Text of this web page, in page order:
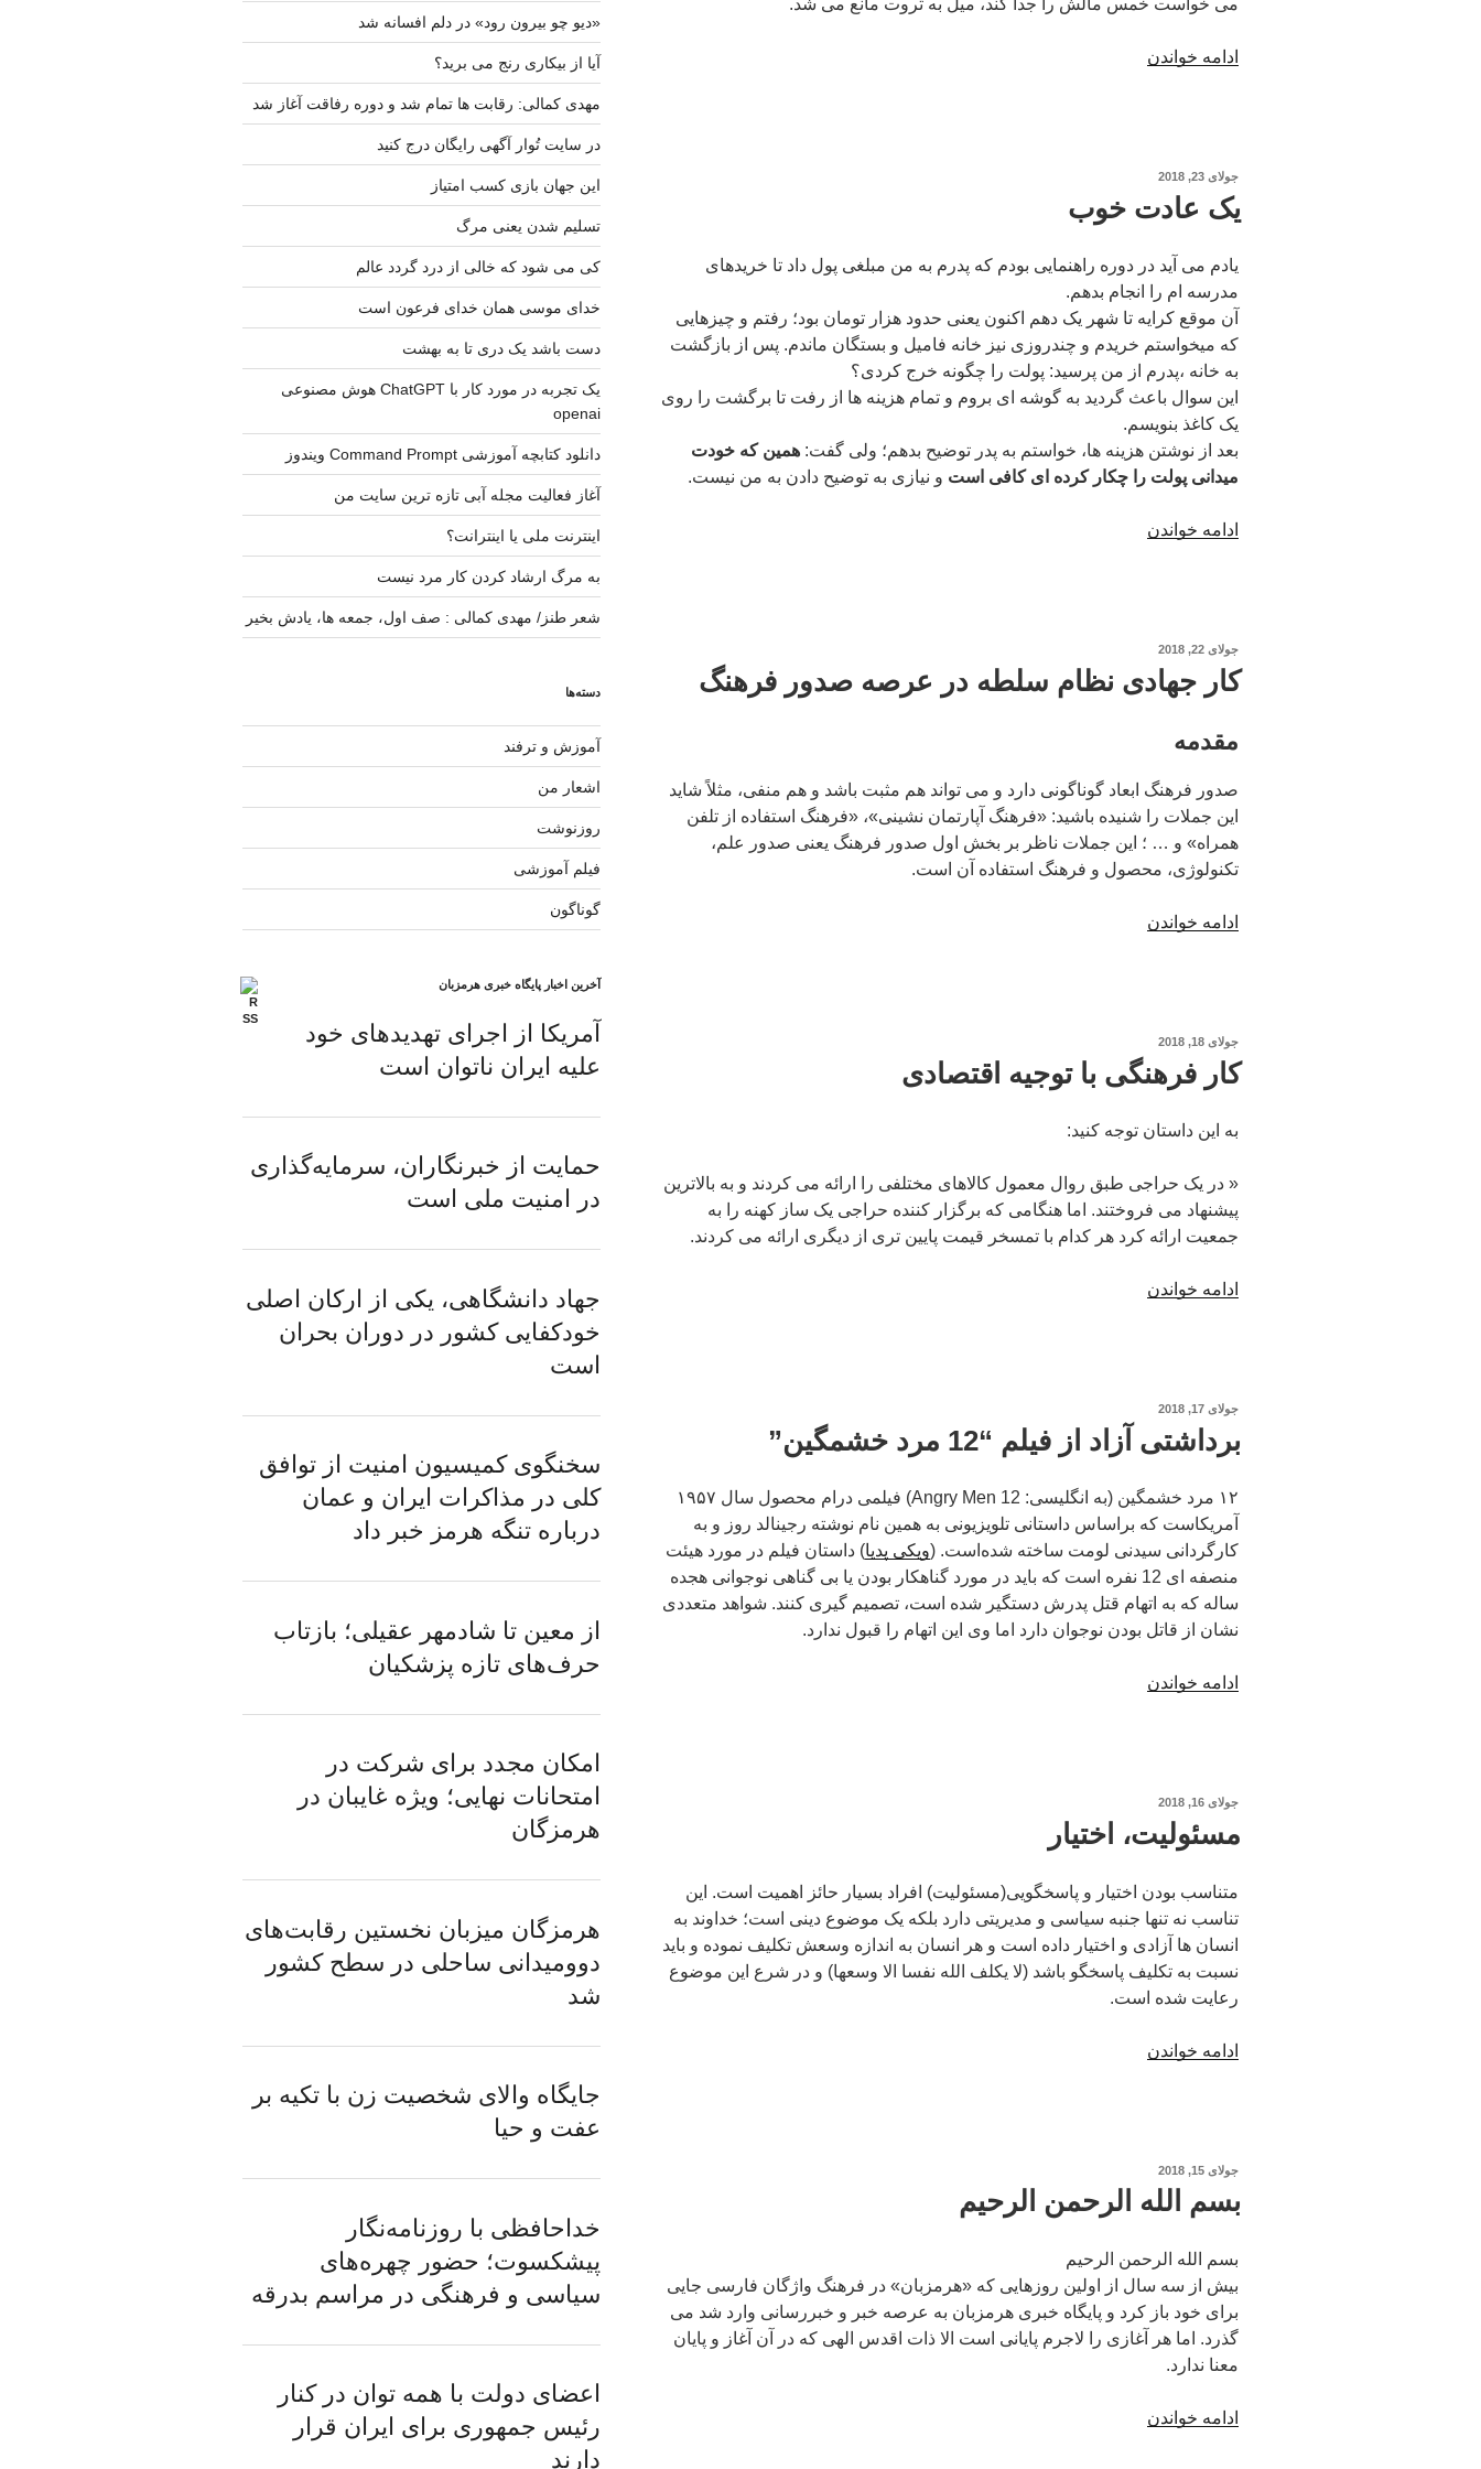
ادامه خواندن
نمی
نوشته‌شده
در
جولای 23, 2018
یک عادت خوب
یادم می آید در دوره راهنمایی بودم که پدرم به من مبلغی پول داد تا خریدهای
مدرسه ام را انجام بدهم.
آن موقع کرایه تا شهر یک دهم اکنون یعنی حدود هزار تومان بود؛ رفتم و چیزهایی
که میخواستم خریدم و چندروزی نیز خانه فامیل و بستگان ماندم. پس از بازگشت
به خانه ،پدرم از من پرسید: پولت را چگونه خرج کردی؟
این سوال باعث گردید به گوشه ای بروم و تمام هزینه ها از رفت تا برگشت را روی
یک کاغذ بنویسم.
بعد از نوشتن هزینه ها، خواستم به پدر توضیح بدهم؛ ولی گفت: همین که خودت
میدانی پولت را چکار کرده ای کافی است و نیازی به توضیح دادن به من نیست.
ادامه خواندن
نوشته‌شده
جولای 22, 2018
کار جهادی نظام سلطه در عرصه صدور فرهنگ
مقدمه
صدور فرهنگ ابعاد گوناگونی دارد و می تواند هم مثبت باشد و هم منفی، مثلاً شاید
این جملات را شنیده باشید: «فرهنگ آپارتمان نشینی»، «فرهنگ استفاده از تلفن
همراه» و … ؛ این جملات ناظر بر بخش اول صدور فرهنگ یعنی صدور علم،
تکنولوژی، محصول و فرهنگ استفاده آن است.
ادامه خواندن
عرصه
صدور
نوشته‌شده
جولای 18, 2018
کار فرهنگی با توجیه اقتصادی
به این داستان توجه کنید:
« در یک حراجی طبق روال معمول کالاهای مختلفی را ارائه می کردند و به بالاترین
پیشنهاد می فروختند. اما هنگامی که برگزار کننده حراجی یک ساز کهنه را به
جمعیت ارائه کرد هر کدام با تمسخر قیمت پایین تری از دیگری ارائه می کردند.
ادامه خواندن
نوشته‌شده
جولای 17, 2018
برداشتی آزاد از فیلم “12 مرد خشمگین”
۱۲ مرد خشمگین (به انگلیسی: 12 Angry Men) فیلمی درام محصول سال ۱۹۵۷
آمریکاست که براساس داستانی تلویزیونی به همین نام نوشته رجینالد روز و به
کارگردانی سیدنی لومت ساخته شده‌است. (ویکی پدیا) داستان فیلم در مورد هیئت
منصفه ای 12 نفره است که باید در مورد گناهکار بودن یا بی گناهی نوجوانی هجده
ساله که به اتهام قتل پدرش دستگیر شده است، تصمیم گیری کنند. شواهد متعددی
نشان از قاتل بودن نوجوان دارد اما وی این اتهام را قبول ندارد.
ادامه خواندن
خشمگین””
نوشته‌شده
جولای 16, 2018
مسئولیت، اختیار
متناسب بودن اختیار و پاسخگویی(مسئولیت) افراد بسیار حائز اهمیت است. این
تناسب نه تنها جنبه سیاسی و مدیریتی دارد بلکه یک موضوع دینی است؛ خداوند به
انسان ها آزادی و اختیار داده است و هر انسان به اندازه وسعش تکلیف نموده و باید
نسبت به تکلیف پاسخگو باشد (لا یکلف الله نفسا الا وسعها) و در شرع این موضوع
رعایت شده است.
ادامه خواندن
نوشته‌شده
جولای 15, 2018
بسم الله الرحمن الرحیم
بسم الله الرحمن الرحیم
بیش از سه سال از اولین روزهایی که «هرمزبان» در فرهنگ واژگان فارسی جایی
برای خود باز کرد و پایگاه خبری هرمزبان به عرصه خبر و خبررسانی وارد شد می
گذرد. اما هر آغازی را لاجرم پایانی است الا ذات اقدس الهی که در آن آغاز و پایان
معنا ندارد.
ادامه خواندن
«دیو چو بیرون رود» در دلم افسانه شد
آیا از بیکاری رنج می برید؟
مهدی کمالی: رقابت ها تمام شد و دوره رفاقت آغاز شد
در سایت تُوار آگهی رایگان درج کنید
این جهان بازی کسب امتیاز
تسلیم شدن یعنی مرگ
کی می شود که خالی از درد گردد عالم
خدای موسی همان خدای فرعون است
دست باشد یک دری تا به بهشت
یک تجربه در مورد کار با ChatGPT هوش مصنوعی
openai
دانلود کتابچه آموزشی Command Prompt ویندوز
آغاز فعالیت مجله آبی تازه ترین سایت من
اینترنت ملی یا اینترانت؟
به مرگ ارشاد کردن کار مرد نیست
شعر طنز/ مهدی کمالی : صف اول، جمعه ها، یادش بخیر
دسته‌ها
آموزش و ترفند
اشعار من
روزنوشت
فیلم آموزشی
گوناگون
آخرین اخبار پایگاه خبری هرمزبان
آمریکا از اجرای تهدیدهای خود
علیه ایران ناتوان است
حمایت از خبرنگاران، سرمایه‌گذاری
در امنیت ملی است
جهاد دانشگاهی، یکی از ارکان اصلی
خودکفایی کشور در دوران بحران
است
سخنگوی کمیسیون امنیت از توافق
کلی در مذاکرات ایران و عمان
درباره تنگه هرمز خبر داد
از معین تا شادمهر عقیلی؛ بازتاب
حرف‌های تازه پزشکیان
امکان مجدد برای شرکت در
امتحانات نهایی؛ ویژه غایبان در
هرمزگان
هرمزگان میزبان نخستین رقابت‌های
دوومیدانی ساحلی در سطح کشور
شد
جایگاه والای شخصیت زن با تکیه بر
عفت و حیا
خداحافظی با روزنامه‌نگار
پیشکسوت؛ حضور چهره‌های
سیاسی و فرهنگی در مراسم بدرقه
اعضای دولت با همه توان در کنار
رئیس جمهوری برای ایران قرار
دارند